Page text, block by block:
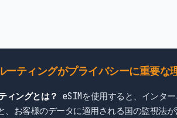
ーティングがプライバシーに重要な
ィングとは？ eSIMを使用すると、インタ
、お客様のデータに適用される国の監視法が